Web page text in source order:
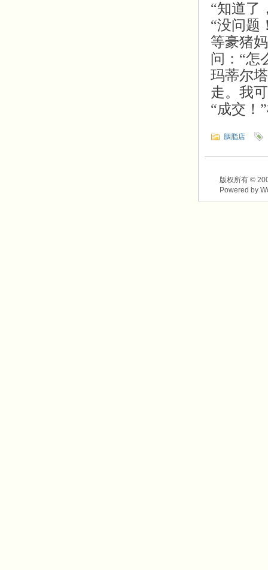
“知道了
“没问题
等豪猪
问：“怎
玛蒂尔
走。我
“成交！
胭脂店
版权所有 ©
Powered by